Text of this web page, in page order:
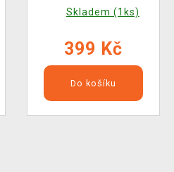
Skladem (1ks)
399 Kč
Do košíku